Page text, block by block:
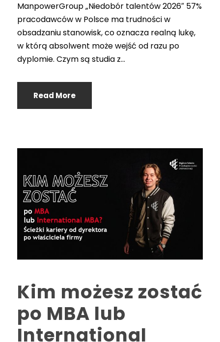
ManpowerGroup „Niedobór talentów 2026″ 57%
pracodawców w Polsce ma trudności w
obsadzaniu stanowisk, co oznacza realną lukę,
w którą absolwent może wejść od razu po
dyplomie. Czym są studia z...
Read More
Kim możesz zostać
po MBA lub
International